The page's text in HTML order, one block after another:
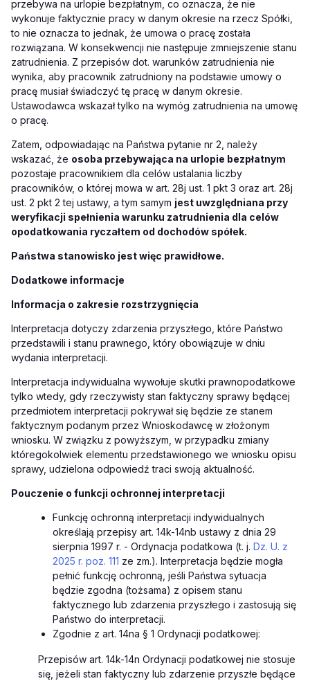
przebywa na urlopie bezpłatnym, co oznacza, że nie
wykonuje faktycznie pracy w danym okresie na rzecz Spółki,
to nie oznacza to jednak, że umowa o pracę została
rozwiązana. W konsekwencji nie następuje zmniejszenie stanu
zatrudnienia. Z przepisów dot. warunków zatrudnienia nie
wynika, aby pracownik zatrudniony na podstawie umowy o
pracę musiał świadczyć tę pracę w danym okresie.
Ustawodawca wskazał tylko na wymóg zatrudnienia na umowę
o pracę.
Zatem, odpowiadając na Państwa pytanie nr 2, należy
wskazać, że osoba przebywająca na urlopie bezpłatnym
pozostaje pracownikiem dla celów ustalania liczby
pracowników, o której mowa w art. 28j ust. 1 pkt 3 oraz art. 28j
ust. 2 pkt 2 tej ustawy, a tym samym jest uwzględniana przy
weryfikacji spełnienia warunku zatrudnienia dla celów
opodatkowania ryczałtem od dochodów spółek.
Państwa stanowisko jest więc prawidłowe.
Dodatkowe informacje
Informacja o zakresie rozstrzygnięcia
Interpretacja dotyczy zdarzenia przyszłego, które Państwo
przedstawili i stanu prawnego, który obowiązuje w dniu
wydania interpretacji.
Interpretacja indywidualna wywołuje skutki prawnopodatkowe
tylko wtedy, gdy rzeczywisty stan faktyczny sprawy będącej
przedmiotem interpretacji pokrywał się będzie ze stanem
faktycznym podanym przez Wnioskodawcę w złożonym
wniosku. W związku z powyższym, w przypadku zmiany
któregokolwiek elementu przedstawionego we wniosku opisu
sprawy, udzielona odpowiedź traci swoją aktualność.
Pouczenie o funkcji ochronnej interpretacji
Funkcję ochronną interpretacji indywidualnych
określają przepisy art. 14k-14nb ustawy z dnia 29
sierpnia 1997 r. - Ordynacja podatkowa (t. j. Dz. U. z
2025 r. poz. 111 ze zm.). Interpretacja będzie mogła
pełnić funkcję ochronną, jeśli Państwa sytuacja
będzie zgodna (tożsama) z opisem stanu
faktycznego lub zdarzenia przyszłego i zastosują się
Państwo do interpretacji.
Zgodnie z art. 14na § 1 Ordynacji podatkowej:
Przepisów art. 14k-14n Ordynacji podatkowej nie stosuje
się, jeżeli stan faktyczny lub zdarzenie przyszłe będące